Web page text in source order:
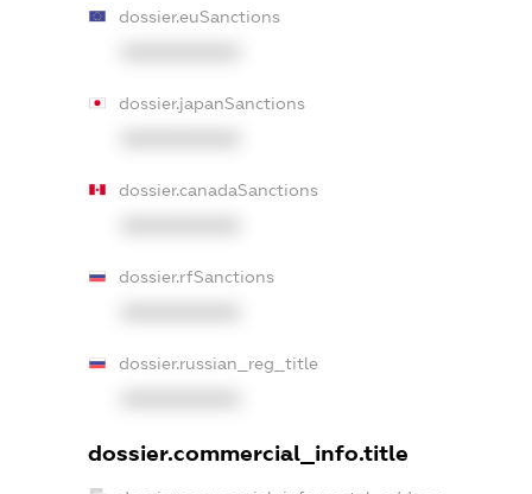
dossier.euSanctions
dossier.japanSanctions
dossier.canadaSanctions
dossier.rfSanctions
dossier.russian_reg_title
dossier.commercial_info.title